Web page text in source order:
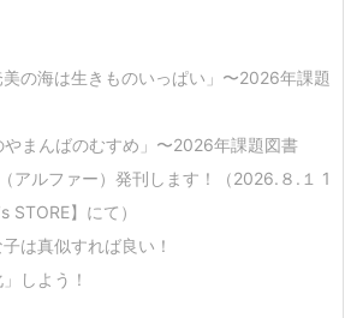
の海は生きものいっぱい」〜2026年課題
まんばのむすめ」〜2026年課題図書
アルファー）発刊します！（2026.８.１ 1
STORE】にて）
は真似すれば良い！
しよう！